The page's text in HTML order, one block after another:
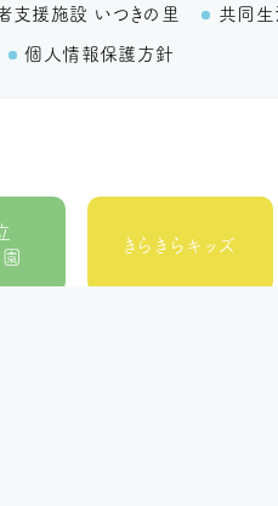
支援施設 いつきの里 共同生
個人情報保護方針
きらきらキッズ